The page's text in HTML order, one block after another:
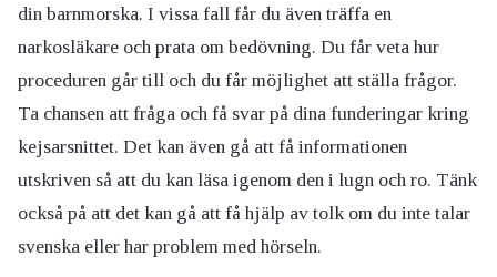
din barnmorska. I vissa fall får du även träffa en
narkosläkare och prata om bedövning. Du får veta hur
proceduren går till och du får möjlighet att ställa frågor.
Ta chansen att fråga och få svar på dina funderingar kring
kejsarsnittet. Det kan även gå att få informationen
utskriven så att du kan läsa igenom den i lugn och ro. Tänk
också på att det kan gå att få hjälp av tolk om du inte talar
svenska eller har problem med hörseln.